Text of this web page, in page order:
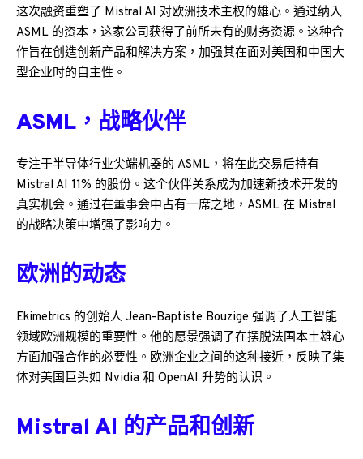
这次融资重塑了 Mistral AI 对欧洲技术主权的雄心。通过纳入
ASML 的资本，这家公司获得了前所未有的财务资源。这种合
作旨在创造创新产品和解决方案，加强其在面对美国和中国大
型企业时的自主性。
ASML，战略伙伴
专注于半导体行业尖端机器的 ASML，将在此交易后持有
Mistral AI 11% 的股份。这个伙伴关系成为加速新技术开发的
真实机会。通过在董事会中占有一席之地，ASML 在 Mistral
的战略决策中增强了影响力。
欧洲的动态
Ekimetrics 的创始人 Jean-Baptiste Bouzige 强调了人工智能
领域欧洲规模的重要性。他的愿景强调了在摆脱法国本土雄心
方面加强合作的必要性。欧洲企业之间的这种接近，反映了集
体对美国巨头如 Nvidia 和 OpenAI 升势的认识。
Mistral AI 的产品和创新